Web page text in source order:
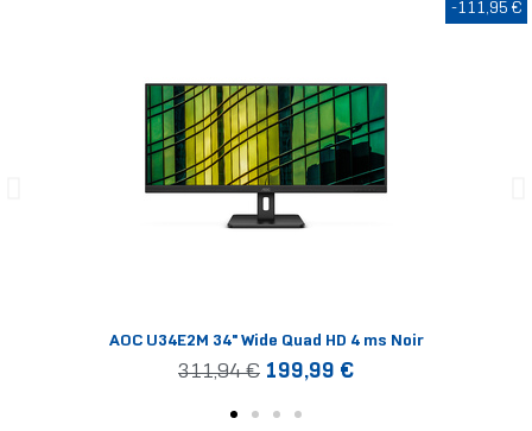
-111,95 €
AOC U34E2M 34" Wide Quad HD 4 ms Noir
311,94 € 199,99 €